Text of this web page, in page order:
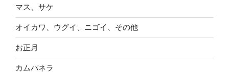
マス、サケ
オイカワ、ウグイ、ニゴイ、その他
お正月
カムパネラ